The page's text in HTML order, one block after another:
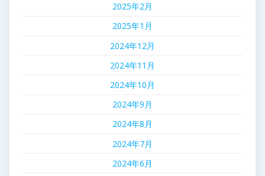
2025年2月
2025年1月
2024年12月
2024年11月
2024年10月
2024年9月
2024年8月
2024年7月
2024年6月